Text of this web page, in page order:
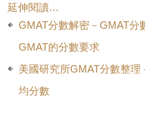
延伸閱讀…
GMAT分數解密－GMAT分
GMAT的分數要求
美國研究所GMAT分數整
均分數